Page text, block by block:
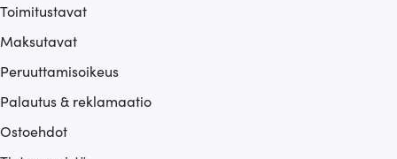
Toimitustavat
Maksutavat
Peruuttamisoikeus
Palautus & reklamaatio
Ostoehdot